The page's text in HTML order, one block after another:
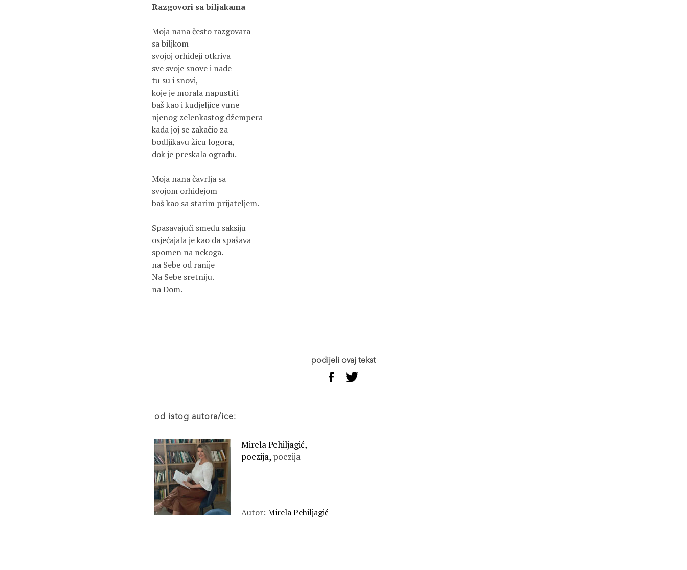
Razgovori sa biljakama
Moja nana često razgovara
sa biljkom
svojoj orhideji otkriva
sve svoje snove i nade
tu su i snovi,
koje je morala napustiti
baš kao i kudjeljice vune
njenog zelenkastog džempera
kada joj se zakačio za
bodljikavu žicu logora,
dok je preskala ogradu.
Moja nana čavrlja sa
svojom orhidejom
baš kao sa starim prijateljem.
Spasavajući smeđu saksiju
osjećajala je kao da spašava
spomen na nekoga.
na Sebe od ranije
Na Sebe sretniju.
na Dom.
podijeli ovaj tekst
od istog autora/ice:
Mirela Pehiljagić,
poezija, poezija
Autor: Mirela Pehiljagić